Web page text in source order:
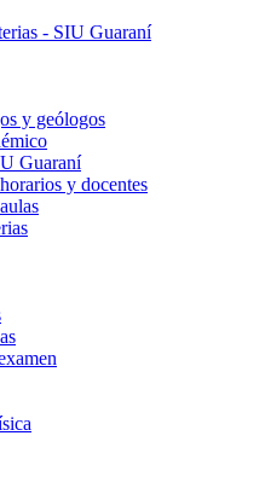
- SIU Guaraní
y geólogos
Guaraní
y docentes